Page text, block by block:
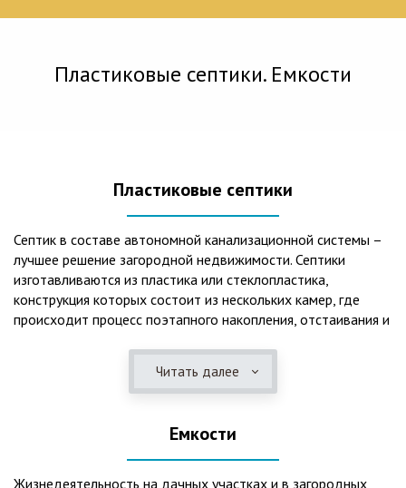
Пластиковые септики. Емкости
Пластиковые септики
Септик в составе автономной канализационной системы –
лучшее решение загородной недвижимости. Септики
изготавливаются из пластика или стеклопластика,
конструкция которых состоит из нескольких камер, где
происходит процесс поэтапного накопления, отстаивания и
длительный срок службы, так как не подвержены коррозии.
2. Обладают высокой прочностью – способны
состоянии. 3. Могут эксплуатироваться в любом регионе
России при любых низких температурах. 4. Полностью
герметичны, что дает гарантию по полной безопасности
Читать далее
Емкости
Жизнедеятельность на дачных участках и в загородных